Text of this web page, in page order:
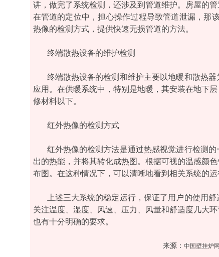
讲，做完了系统检测，还涉及到管道维护。房屋的
在管道的定位中，担心操作过程导致管道泄漏，那
热像的检测方式，提供快速无损管道的方法。
终端散热设备的维护检测
终端散热设备的检测和维护主要以地暖和散热
应用。在供暖系统中，特别是地暖，其安装在地下
修材料以下。
红外热像的检测方式
红外热像的检测方法是通过热感视觉进行检测
出的热能，并将其转化成热图。根据可视的温感颜
布图。在这种情况下，可以清晰地看到相关系统的
上述三大系统的稳定运行，保证了用户的使用
关注温度、湿度、风速、压力、风量和舒适度几大
也有十分明确的要求。
来源： 中国壁挂炉网